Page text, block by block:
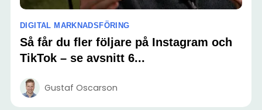
DIGITAL MARKNADSFÖRING
Så får du fler följare på Instagram och
TikTok – se avsnitt 6...
Gustaf Oscarson